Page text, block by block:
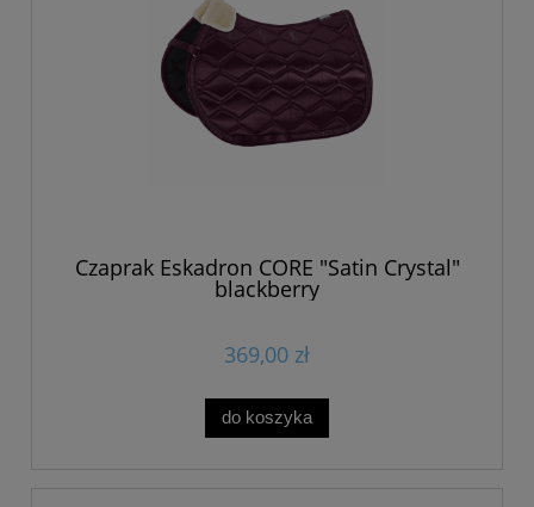
Czaprak Eskadron CORE "Satin Crystal"
blackberry
369,00 zł
do koszyka